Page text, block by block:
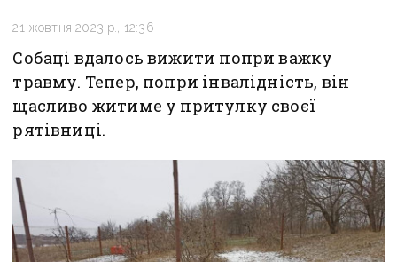
21 жовтня 2023 р., 12:36
Собаці вдалось вижити попри важку
травму. Тепер, попри інвалідність, він
щасливо житиме у притулку своєї
рятівниці.